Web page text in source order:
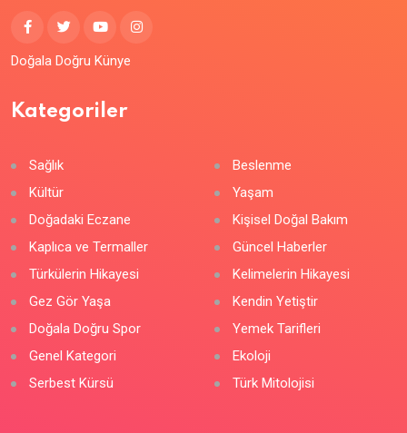
Doğala Doğru Künye
Kategoriler
Sağlık
Beslenme
Kültür
Yaşam
Doğadaki Eczane
Kişisel Doğal Bakım
Kaplıca ve Termaller
Güncel Haberler
Türkülerin Hikayesi
Kelimelerin Hikayesi
Gez Gör Yaşa
Kendin Yetiştir
Doğala Doğru Spor
Yemek Tarifleri
Genel Kategori
Ekoloji
Serbest Kürsü
Türk Mitolojisi